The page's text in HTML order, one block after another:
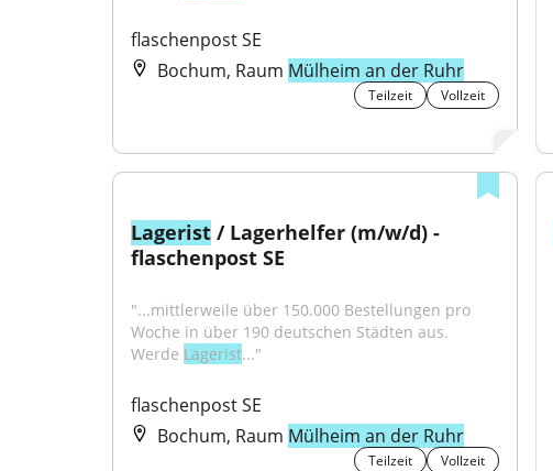
flaschenpost SE
Bochum, Raum Mülheim an der Ruhr
Teilzeit Vollzeit
Lagerist / Lagerhelfer (m/w/d) -
flaschenpost SE
"...mittlerweile über 150.000 Bestellungen pro
Woche in über 190 deutschen Städten aus.
Werde Lagerist..."
flaschenpost SE
Bochum, Raum Mülheim an der Ruhr
Teilzeit Vollzeit